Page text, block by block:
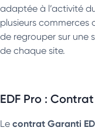
adaptée à l’activité
plusieurs commerces
de regrouper sur une
de chaque site.
EDF Pro :
Le contrat Garanti